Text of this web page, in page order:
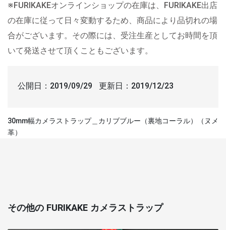
※FURIKAKEオンラインショップの在庫は、FURIKAKE出店
の在庫に従って日々変動するため、商品により品切れの場
合がございます。その際には、受注生産としてお時間を頂
いて発送させて頂くこともございます。
公開日： 2019/09/29 更新日： 2019/12/23
30mm幅カメラストラップ＿カリブブルー（裏地コーラル）（ヌメ
革）
その他の FURIKAKE カメラストラップ